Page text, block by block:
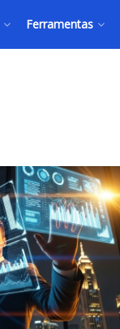
Ferramentas